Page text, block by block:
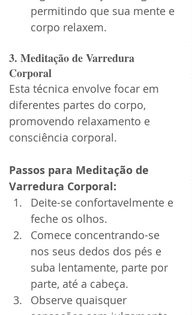
permitindo que sua mente e
corpo relaxem.
3. Meditação de Varredura
Corporal
Esta técnica envolve focar em
diferentes partes do corpo,
promovendo relaxamento e
consciência corporal.
Passos para Meditação de
Varredura Corporal:
Deite-se confortavelmente e
feche os olhos.
Comece concentrando-se
nos seus dedos dos pés e
suba lentamente, parte por
parte, até a cabeça.
Observe quaisquer